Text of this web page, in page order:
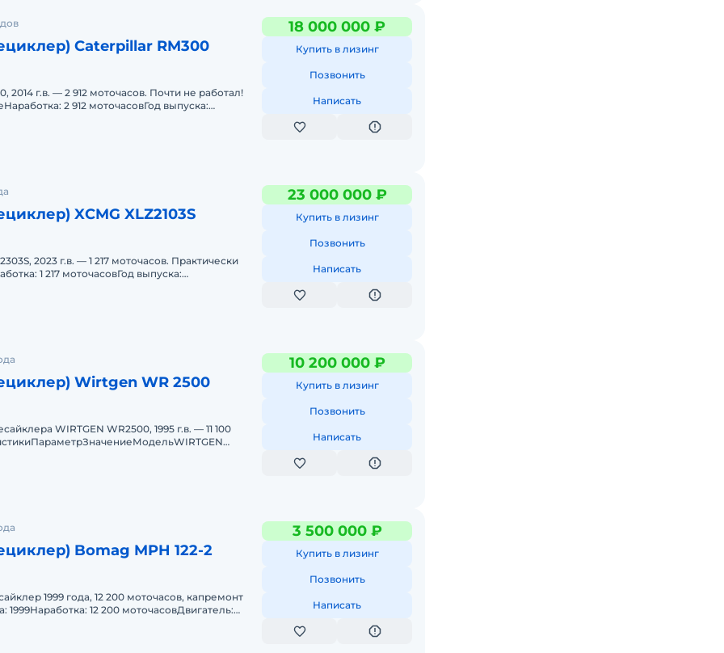
Caterpillar RM300
2014 г.в. — 2 912 моточасов. Почти не работал!
2 912 моточасовГод выпуска:
18 000 000 ₽
Купить в лизинг
Позвонить
Написать
XCMG XLZ2103S
2023 г.в. — 1 217 моточасов. Практически
1 217 моточасовГод выпуска:
23 000 000 ₽
Купить в лизинг
Позвонить
Написать
Wirtgen WR 2500
WIRTGEN WR2500, 1995 г.в. — 11 100
10 200 000 ₽
Купить в лизинг
Позвонить
Написать
Bomag MPH 122-2
1999 года, 12 200 моточасов, капремонт
1999Наработка: 12 200 моточасовДвигатель:
3 500 000 ₽
Купить в лизинг
Позвонить
Написать